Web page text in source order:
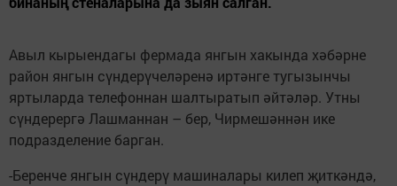
Авыл кырыендагы фермада янгын хакында хәбәрне
район янгын сүндерүчеләренә иртәнге тугызынчы
яртыларда телефоннан шалтыратып әйтәләр. Утны
сүндерергә Лашманнан – бер, Чирмешәннән ике
подразделение барган.
-Беренче янгын сүндерү машиналары килеп җиткәндә,